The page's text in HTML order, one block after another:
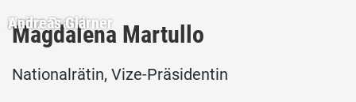
Magdalena Martullo
Nationalrätin, Vize-Präsidentin
Heinz Brand
Andreas Glarner